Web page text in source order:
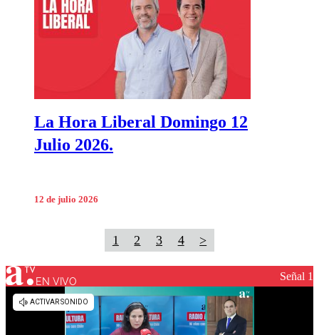
La Hora Liberal Domingo 12
Julio 2026.
12 de julio 2026
1 2 3 4 >
EN VIVO Señal 1